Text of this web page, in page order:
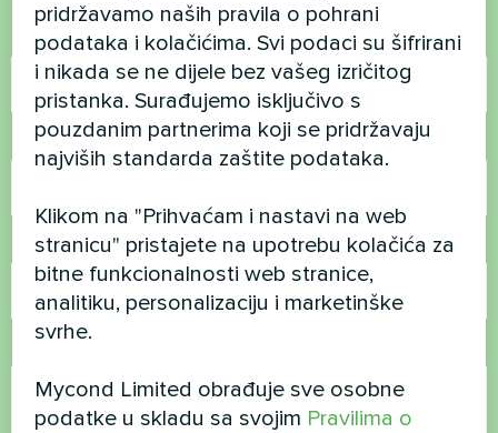
Ime
Broj telefona
E-pošta
pridržavamo naših pravila o pohrani
podataka i kolačićima. Svi podaci su šifrirani
i nikada se ne dijele bez vašeg izričitog
pristanka. Surađujemo isključivo s
pouzdanim partnerima koji se pridržavaju
najviših standarda zaštite podataka.
Klikom na "Prihvaćam i nastavi na web
stranicu" pristajete na upotrebu kolačića za
bitne funkcionalnosti web stranice,
analitiku, personalizaciju i marketinške
svrhe.
Mycond Limited obrađuje sve osobne
podatke u skladu sa svojim Pravilima o